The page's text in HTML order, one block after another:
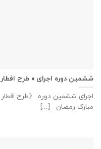
ششمین دوره اجرای « طرح افطار ۲۰ » در ماه رمضان ۱۳۹۹
مبارک رمضان [...]